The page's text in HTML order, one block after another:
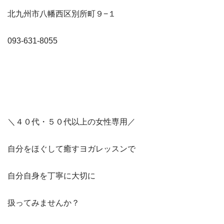
北九州市八幡西区別所町９−１
093-631-8055
＼４０代・５０代以上の女性専用／
自分をほぐして癒すヨガレッスンで
自分自身を丁寧に大切に
扱ってみませんか？